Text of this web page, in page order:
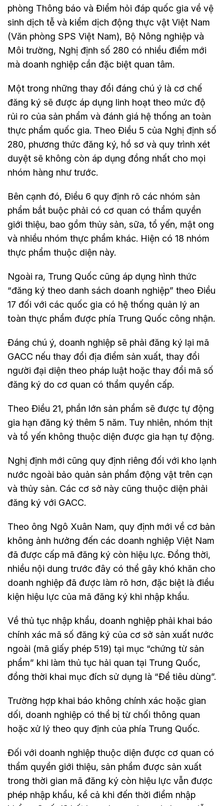
phòng Thông báo và Điểm hỏi đáp quốc gia về vệ
sinh dịch tễ và kiểm dịch động thực vật Việt Nam
(Văn phòng SPS Việt Nam), Bộ Nông nghiệp và
Môi trường, Nghị định số 280 có nhiều điểm mới
mà doanh nghiệp cần đặc biệt quan tâm.
Một trong những thay đổi đáng chú ý là cơ chế
đăng ký sẽ được áp dụng linh hoạt theo mức độ
rủi ro của sản phẩm và đánh giá hệ thống an toàn
thực phẩm quốc gia. Theo Điều 5 của Nghị định số
280, phương thức đăng ký, hồ sơ và quy trình xét
duyệt sẽ không còn áp dụng đồng nhất cho mọi
nhóm hàng như trước.
Bên cạnh đó, Điều 6 quy định rõ các nhóm sản
phẩm bắt buộc phải có cơ quan có thẩm quyền
giới thiệu, bao gồm thủy sản, sữa, tổ yến, mật ong
và nhiều nhóm thực phẩm khác. Hiện có 18 nhóm
thực phẩm thuộc diện này.
Ngoài ra, Trung Quốc cũng áp dụng hình thức
“đăng ký theo danh sách doanh nghiệp” theo Điều
17 đối với các quốc gia có hệ thống quản lý an
toàn thực phẩm được phía Trung Quốc công nhận.
Đáng chú ý, doanh nghiệp sẽ phải đăng ký lại mã
GACC nếu thay đổi địa điểm sản xuất, thay đổi
người đại diện theo pháp luật hoặc thay đổi mã số
đăng ký do cơ quan có thẩm quyền cấp.
Theo Điều 21, phần lớn sản phẩm sẽ được tự động
gia hạn đăng ký thêm 5 năm. Tuy nhiên, nhóm thịt
và tổ yến không thuộc diện được gia hạn tự động.
Nghị định mới cũng quy định riêng đối với kho lạnh
nước ngoài bảo quản sản phẩm động vật trên cạn
và thủy sản. Các cơ sở này cũng thuộc diện phải
đăng ký với GACC.
Theo ông Ngô Xuân Nam, quy định mới về cơ bản
không ảnh hưởng đến các doanh nghiệp Việt Nam
đã được cấp mã đăng ký còn hiệu lực. Đồng thời,
nhiều nội dung trước đây có thể gây khó khăn cho
doanh nghiệp đã được làm rõ hơn, đặc biệt là điều
kiện hiệu lực của mã đăng ký khi nhập khẩu.
Về thủ tục nhập khẩu, doanh nghiệp phải khai báo
chính xác mã số đăng ký của cơ sở sản xuất nước
ngoài (mã giấy phép 519) tại mục “chứng từ sản
phẩm” khi làm thủ tục hải quan tại Trung Quốc,
đồng thời khai mục đích sử dụng là “Để tiêu dùng”.
Trường hợp khai báo không chính xác hoặc gian
dối, doanh nghiệp có thể bị từ chối thông quan
hoặc xử lý theo quy định của phía Trung Quốc.
Đối với doanh nghiệp thuộc diện được cơ quan có
thẩm quyền giới thiệu, sản phẩm được sản xuất
trong thời gian mã đăng ký còn hiệu lực vẫn được
phép nhập khẩu, kể cả khi đến thời điểm nhập